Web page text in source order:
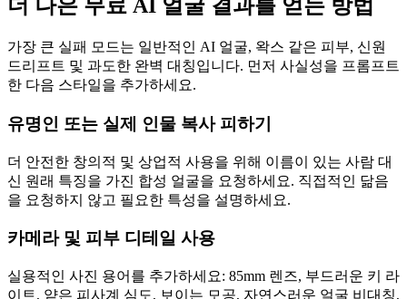
더 나은 무료 AI 얼굴 결과를 얻는 방법
가장 큰 실패 모드는 일반적인 AI 얼굴, 왁스 같은 피부, 신원
드리프트 및 과도한 완벽 대칭입니다. 먼저 사실성을 프롬프트
한 다음 스타일을 추가하세요.
유명인 또는 실제 인물 복사 피하기
더 안전한 창의적 및 상업적 사용을 위해 이름이 있는 사람 대
신 원래 특징을 가진 합성 얼굴을 요청하세요. 직접적인 닮음
을 요청하지 않고 필요한 특성을 설명하세요.
카메라 및 피부 디테일 사용
실용적인 사진 용어를 추가하세요: 85mm 렌즈, 부드러운 키 라
이트, 얕은 피사계 심도, 보이는 모공, 자연스러운 얼굴 비대칭,